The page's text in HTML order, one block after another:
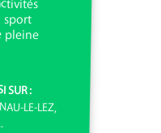
SUR :
LE-LEZ,